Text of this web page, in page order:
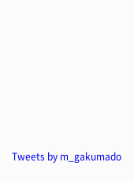
Tweets by m_gakumado